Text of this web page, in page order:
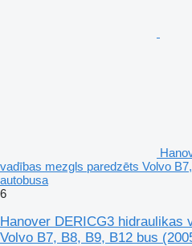
vadības mezgls paredzēts Volvo
autobusa
6
Hanover DERICG3 hidraulikas
Volvo B7, B8, B9, B12 bus